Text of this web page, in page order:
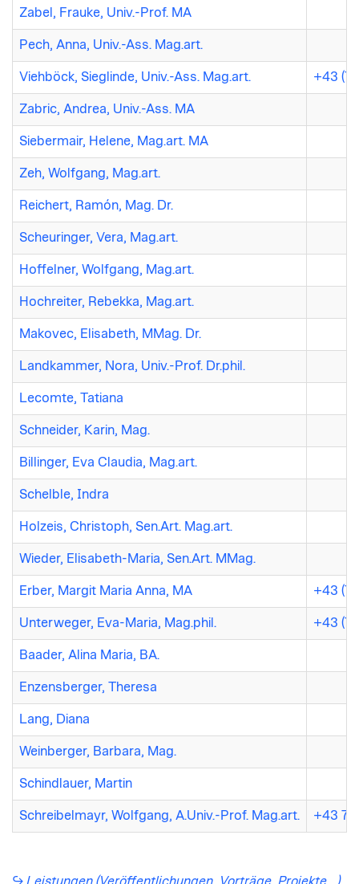
Zabel, Frauke, Univ.-Prof. MA
Pech, Anna, Univ.-Ass. Mag.art.
Viehböck, Sieglinde, Univ.-Ass. Mag.art. +43
Zabric, Andrea, Univ.-Ass. MA
Siebermair, Helene, Mag.art. MA
Zeh, Wolfgang, Mag.art.
Reichert, Ramón, Mag. Dr.
Scheuringer, Vera, Mag.art.
Hoffelner, Wolfgang, Mag.art.
Hochreiter, Rebekka, Mag.art.
Makovec, Elisabeth, MMag. Dr.
Landkammer, Nora, Univ.-Prof. Dr.phil.
Lecomte, Tatiana
Schneider, Karin, Mag.
Billinger, Eva Claudia, Mag.art.
Schelble, Indra
Holzeis, Christoph, Sen.Art. Mag.art.
Wieder, Elisabeth-Maria, Sen.Art. MMag.
Erber, Margit Maria Anna, MA +43
Unterweger, Eva-Maria, Mag.phil. +43
Baader, Alina Maria, BA.
Enzensberger, Theresa
Lang, Diana
Weinberger, Barbara, Mag.
Schindlauer, Martin
Schreibelmayr, Wolfgang, A.Univ.-Prof. Mag.art. +43